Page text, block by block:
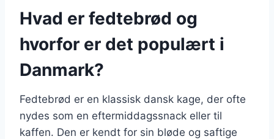
Hvad er fedtebrød og
hvorfor er det populært i
Danmark?
Fedtebrød er en klassisk dansk kage, der ofte
nydes som en eftermiddagssnack eller til
kaffen. Den er kendt for sin bløde og saftige